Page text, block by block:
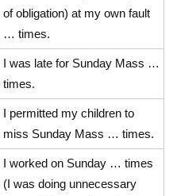
of obligation) at my own fault
… times.
I was late for Sunday Mass …
times.
I permitted my children to
miss Sunday Mass … times.
I worked on Sunday … times
(I was doing unnecessary